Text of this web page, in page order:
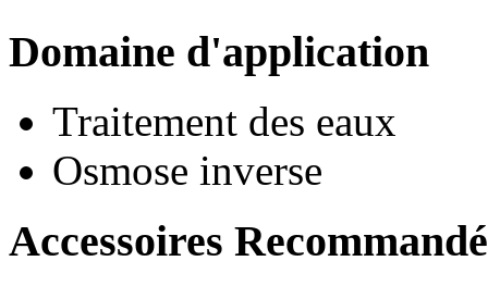
Domaine d'application
Traitement des eaux
Osmose inverse
Accessoires